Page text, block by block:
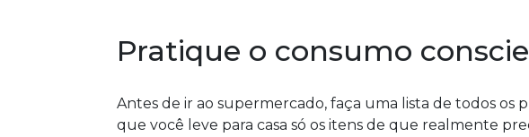
Pratique o consumo
Antes de ir ao supermercado, faça uma lista de todos os
que você leve para casa só os itens de que realmente